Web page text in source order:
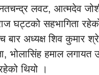
लवट, आत्मदेव
घट्टको सहभागिता
अध्यक्ष शिव कुमार
भोलासिंह हमाल लगायत
थियो ।